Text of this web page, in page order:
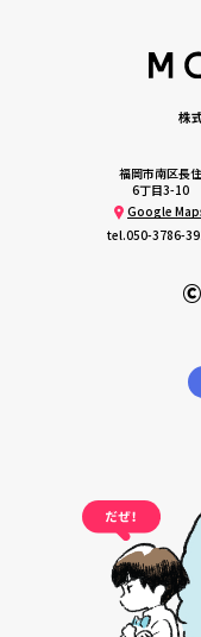
福岡市南区長住
6丁目3-10
Google
tel.050-3786-